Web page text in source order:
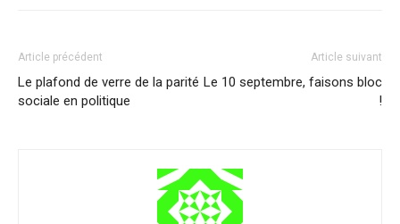
Article précédent
Le plafond de verre de la parité
sociale en politique
Article suivant
Le 10 septembre, faisons bloc
!